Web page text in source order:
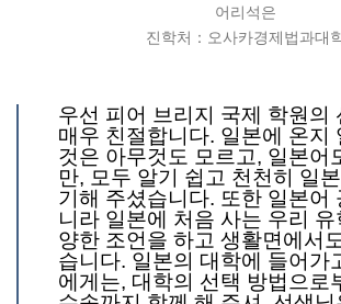
어리석은
진학처：오사카경제법과대
우선 피어 브리지 국제 학원의
매우 친절합니다. 일본에 온지
것은 아무것도 모르고, 일본어
만, 모두 알기 쉽고 천천히 일
기해 주셨습니다. 또한 일본어
니라 일본에 처음 사는 우리
양한 조언을 하고 생활면에서
습니다. 일본의 대학에 들어가
에게는, 대학의 선택 방법으로